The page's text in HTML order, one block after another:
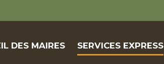
DES MAIRES SERVICES EXPRESS